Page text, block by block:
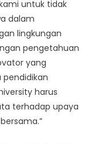
untuk tidak
dalam
lingkungan
pengetahuan
yang
harus
terhadap upaya